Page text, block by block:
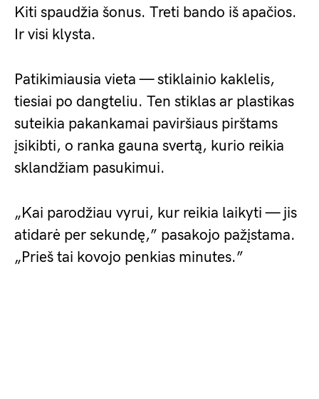
Kiti spaudžia šonus. Treti bando iš apačios.
Ir visi klysta.
Patikimiausia vieta — stiklainio kaklelis,
tiesiai po dangteliu. Ten stiklas ar plastikas
suteikia pakankamai paviršiaus pirštams
įsikibti, o ranka gauna svertą, kurio reikia
sklandžiam pasukimui.
„Kai parodžiau vyrui, kur reikia laikyti — jis
atidarė per sekundę,” pasakojo pažįstama.
„Prieš tai kovojo penkias minutes.”